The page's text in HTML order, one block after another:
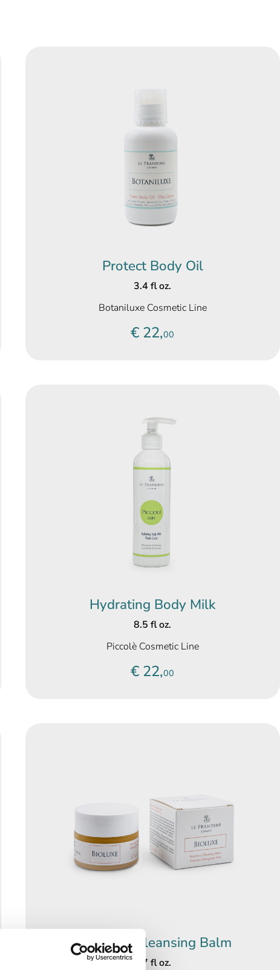
Protect Body Oil
3.4 fl oz.
Botaniluxe Cosmetic Line
€ 22,00
Hydrating Body Milk
8.5 fl oz.
Piccolè Cosmetic Line
€ 22,00
Recovery Cleansing Balm
1.7 fl oz.